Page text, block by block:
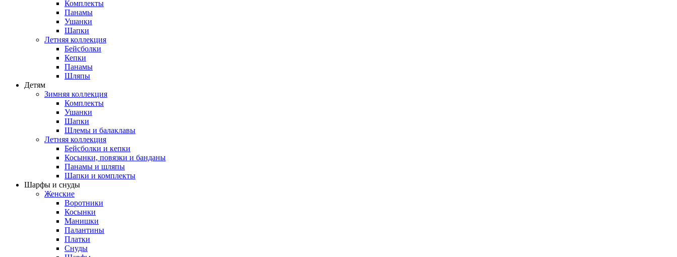
Комплекты
Панамы
Ушанки
Шапки
Летняя коллекция
Бейсболки
Кепки
Панамы
Шляпы
Детям
Зимняя коллекция
Комплекты
Ушанки
Шапки
Шлемы и балаклавы
Летняя коллекция
Бейсболки и кепки
Косынки, повязки и банданы
Панамы и шляпы
Шапки и комплекты
Шарфы и снуды
Женские
Воротники
Косынки
Манишки
Палантины
Платки
Снуды